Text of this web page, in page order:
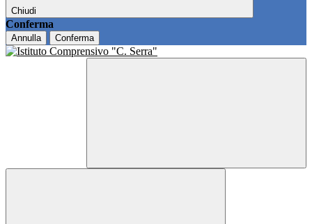
Chiudi
Conferma
Annulla Conferma